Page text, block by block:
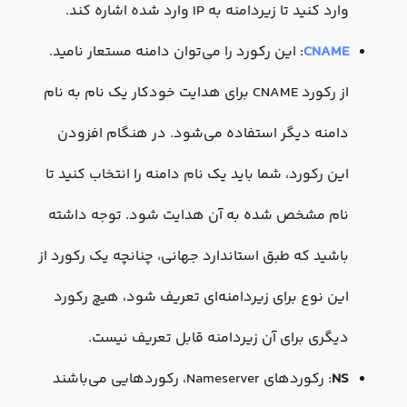
وارد کنید تا زیردامنه به IP وارد شده اشاره کند.
CNAME: این رکورد را می‌توان دامنه مستعار نامید.
از رکورد CNAME برای هدایت خودکار یک نام به نام
دامنه دیگر استفاده می‌شود. در هنگام افزودن
این رکورد، شما باید یک نام دامنه را انتخاب کنید تا
نام مشخص شده به آن هدایت شود. توجه داشته
باشید که طبق استاندارد جهانی، چنانچه یک رکورد از
این نوع برای زیردامنه‌ای تعریف شود، هیچ رکورد
دیگری برای آن زیردامنه قابل تعریف نیست.
NS
: رکوردهای Nameserver، رکوردهایی می‌باشند